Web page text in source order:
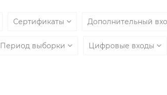
Сертификаты Дополнительный
Период выборки Цифровые входы